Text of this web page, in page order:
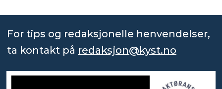
For tips og redaksjonelle henvendelser,
ta kontakt på redaksjon@kyst.no